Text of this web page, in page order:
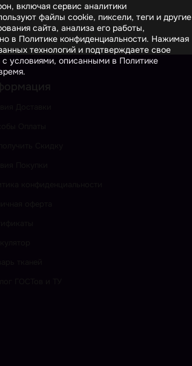
включая сервис аналитики
файлы cookie, пиксели, теги и другие
сайта, анализа его работы,
в Политике конфиденциальности. Нажимая
технологий и подтверждаете свое
с условиями, описанными в Политике